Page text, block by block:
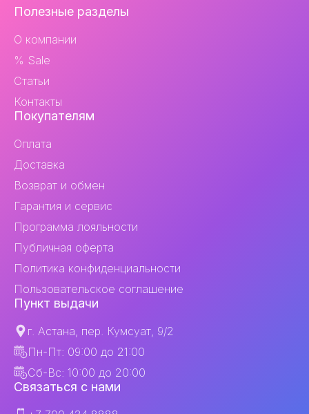
Навигация
контакты
Полезные разделы
О компании
% Sale
Статьи
Контакты
Покупателям
Оплата
Доставка
Возврат и обмен
Гарантия и сервис
Программа лояльности
Публичная оферта
Политика конфиденциальности
Пользовательское соглашение
Пункт выдачи
г. Астана, пер. Кумсуат, 9/2
Пн-Пт: 09:00 до 21:00
Сб-Вс: 10:00 до 20:00
Связаться с нами